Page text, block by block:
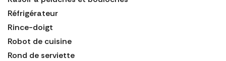
Réfrigérateur
Rince-doigt
Robot de cuisine
Rond de serviette